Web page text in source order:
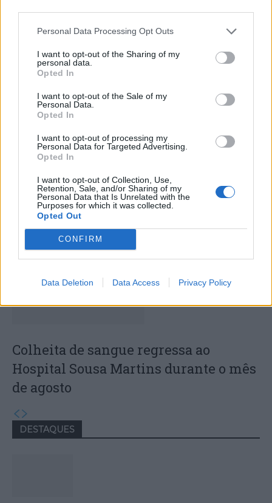
Personal Data Processing Opt Outs
I want to opt-out of the Sharing of my
personal data.
Opted In
I want to opt-out of the Sale of my
Personal Data.
Opted In
I want to opt-out of processing my
Personal Data for Targeted Advertising.
Opted In
I want to opt-out of Collection, Use,
Retention, Sale, and/or Sharing of my
Personal Data that Is Unrelated with the
Purposes for which it was collected.
Opted Out
CONFIRM
Data Deletion Data Access Privacy Policy
Sinfónica da ARMAB pelo 1º lugar no
certame internacional de Valência
Capacita Jovem de Poiares aproxima
jovens ao mundo do trabalho
Colheita de sangue regressa ao
Hospital Sousa Martins durante o mês
de agosto
DESTAQUES